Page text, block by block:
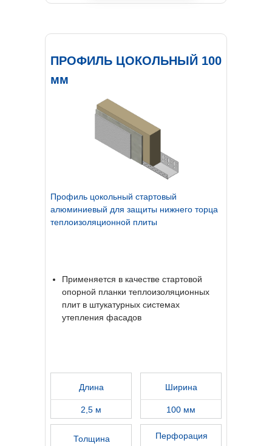
ПРОФИЛЬ ЦОКОЛЬНЫЙ 100
мм
Профиль цокольный стартовый
алюминиевый для защиты нижнего торца
теплоизоляционной плиты
Применяется в качестве стартовой
опорной планки теплоизоляционных
плит в штукатурных системах
утепления фасадов
Длина
2,5 м
Ширина
100 мм
Толщина
Перфорация